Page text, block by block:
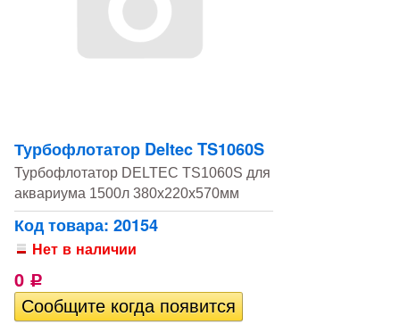
Турбофлотатор Deltec TS1060S
Турбофлотатор DELTEC TS1060S для
аквариума 1500л 380х220х570мм
Код товара: 20154
Нет в наличии
0 Р